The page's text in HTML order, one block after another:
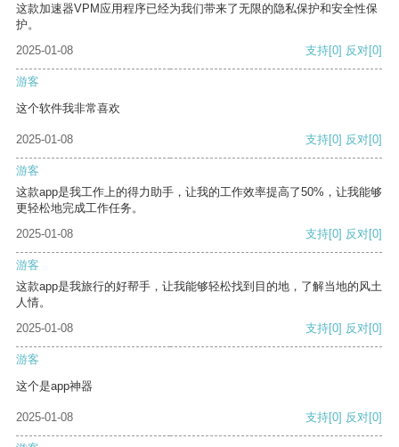
这款加速器VPM应用程序已经为我们带来了无限的隐私保护和安全性保
护。
2025-01-08
支持[0] 反对[0]
游客
这个软件我非常喜欢
2025-01-08 支持[0] 反对[0]
游客
这款app是我工作上的得力助手，让我的工作效率提高了50%，让我能够
更轻松地完成工作任务。
2025-01-08
支持[0] 反对[0]
游客
这款app是我旅行的好帮手，让我能够轻松找到目的地，了解当地的风土
人情。
2025-01-08
支持[0] 反对[0]
游客
这个是app神器
2025-01-08 支持[0] 反对[0]